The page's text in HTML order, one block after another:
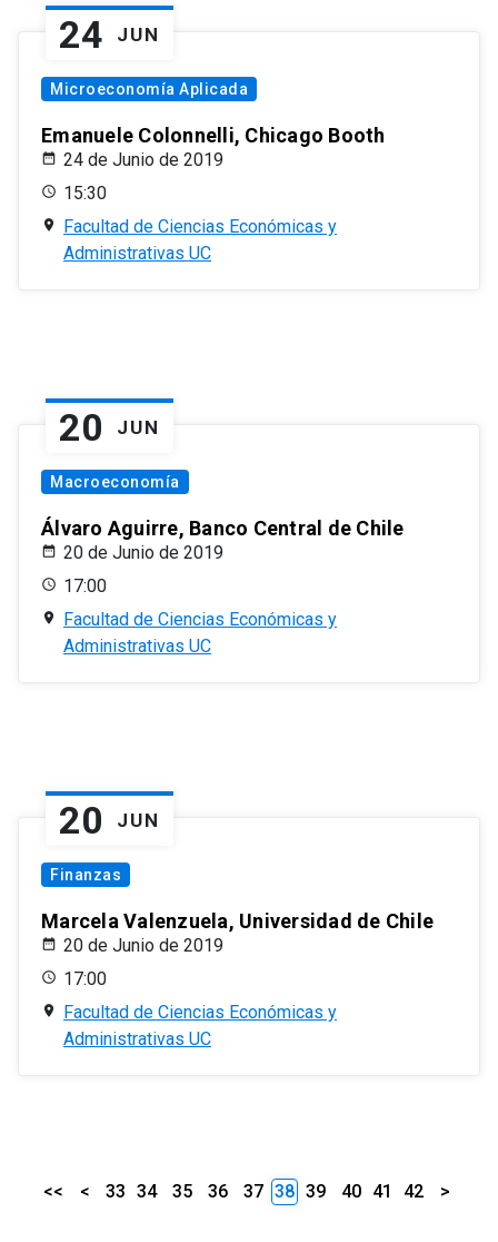
24 JUN
Microeconomía Aplicada
Emanuele Colonnelli, Chicago Booth
24 de Junio de 2019
15:30
Facultad de Ciencias Económicas y
Administrativas UC
20 JUN
Macroeconomía
Álvaro Aguirre, Banco Central de Chile
20 de Junio de 2019
17:00
Facultad de Ciencias Económicas y
Administrativas UC
20 JUN
Finanzas
Marcela Valenzuela, Universidad de Chile
20 de Junio de 2019
17:00
Facultad de Ciencias Económicas y
Administrativas UC
<< < 33 34 35 36 37 38 39 40 41 42 >